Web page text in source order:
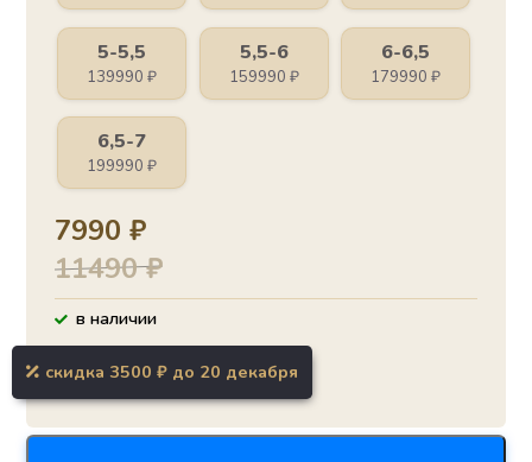
5-5,5
139990 ₽
5,5-6
159990 ₽
6-6,5
179990₽
6,5-7
199990 ₽
7990₽
11490₽
в наличии
скидка 3500 ₽ до 20 декабря